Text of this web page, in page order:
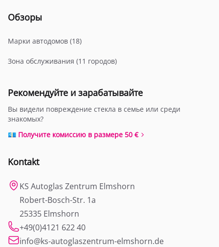
Обзоры
Марки автодомов (18)
Зона обслуживания (11 городов)
Рекомендуйте и зарабатывайте
Вы видели повреждение стекла в семье или среди
знакомых?
💶 Получите комиссию в размере 50 €
Kontakt
KS Autoglas Zentrum Elmshorn
Robert-Bosch-Str. 1a
25335 Elmshorn
+49(0)4121 622 40
info@ks-autoglaszentrum-elmshorn.de